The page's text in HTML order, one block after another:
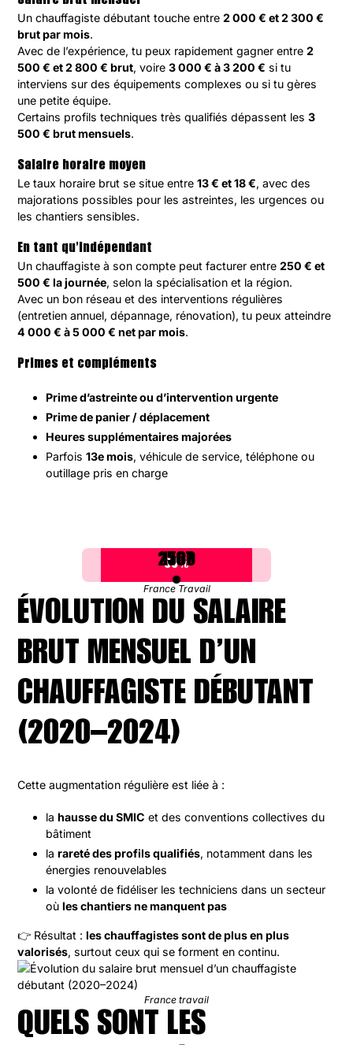
Un chauffagiste débutant touche entre2 000 € et 2 300 €
brut par mois.
Avec de l’expérience, tu peux rapidement gagner entre2
500 € et 2 800 € brut, voire3 000 € à 3 200 € si tu
interviens sur des équipements complexes ou si tu gères
une petite équipe.
Certains profils techniques très qualifiés dépassent les3
500 € brut mensuels.
Salaire horaire moyen
Le taux horaire brut se situe entre13 € et 18 €, avec des
majorations possibles pour les astreintes, les urgences ou
les chantiers sensibles.
En tant qu’indépendant
Un chauffagiste à son compte peut facturer entre250 € et
500 € la journée, selon la spécialisation et la région.
Avec un bon réseau et des interventions régulières
(entretien annuel, dépannage, rénovation), tu peux atteindre
4 000 € à 5 000 € net par mois.
Primes et compléments
Prime d’astreinte ou d’intervention urgente
Prime de panier / déplacement
Heures supplémentaires majorées
Parfois13e mois, véhicule de service, téléphone ou
outillage pris en charge
1767
2500
80%
France Travail
ÉVOLUTION DU SALAIRE
BRUT MENSUEL D’UN
CHAUFFAGISTE DÉBUTANT
(2020–2024)
Cette augmentation régulière est liée à :
lahausse du SMIC et des conventions collectives du
bâtiment
larareté des profils qualifiés, notamment dans les
énergies renouvelables
la volonté de fidéliser les techniciens dans un secteur
oùles chantiers ne manquent pas
👉 Résultat :les chauffagistes sont de plus en plus
valorisés, surtout ceux qui se forment en continu.
France travail
QUELS SONT LES